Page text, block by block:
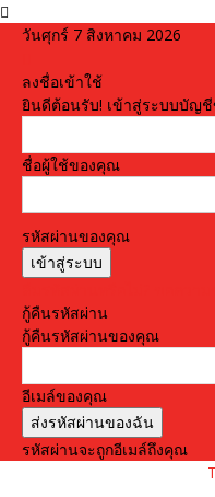
วันศุกร์ 7 สิงหาคม 2026
ลงชื่อเข้าใช้
ยินดีต้อนรับ! เข้าสู่ระบบบัญ
ชื่อผู้ใช้ของคุณ
รหัสผ่านของคุณ
กู้คืนรหัสผ่าน
กู้คืนรหัสผ่านของคุณ
อีเมล์ของคุณ
รหัสผ่านจะถูกอีเมล์ถึงคุณ